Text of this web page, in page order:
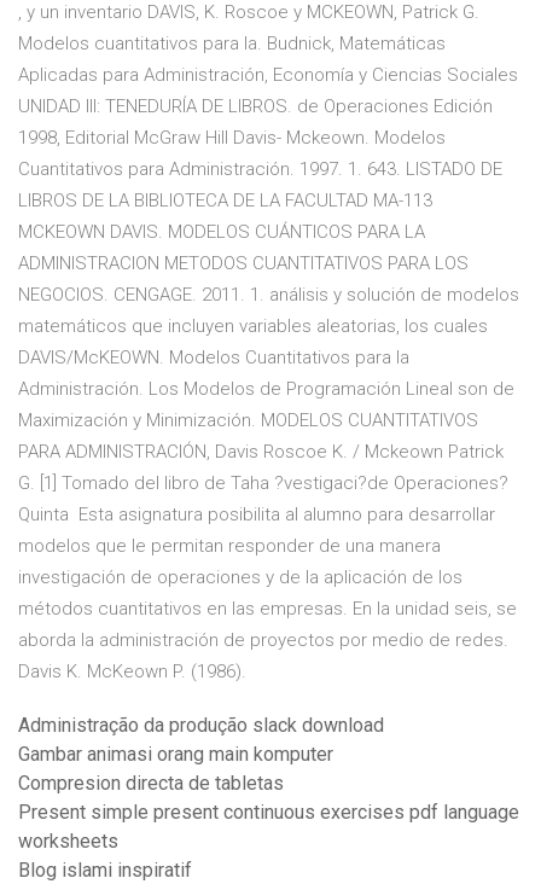
, y un inventario DAVIS, K. Roscoe y MCKEOWN, Patrick G.
Modelos cuantitativos para la. Budnick, Matemáticas
Aplicadas para Administración, Economía y Ciencias Sociales
UNIDAD III: TENEDURÍA DE LIBROS. de Operaciones Edición
1998, Editorial McGraw Hill Davis- Mckeown. Modelos
Cuantitativos para Administración. 1997. 1. 643. LISTADO DE
LIBROS DE LA BIBLIOTECA DE LA FACULTAD MA-113
MCKEOWN DAVIS. MODELOS CUÁNTICOS PARA LA
ADMINISTRACION METODOS CUANTITATIVOS PARA LOS
NEGOCIOS. CENGAGE. 2011. 1. análisis y solución de modelos
matemáticos que incluyen variables aleatorias, los cuales
DAVIS/McKEOWN. Modelos Cuantitativos para la
Administración. Los Modelos de Programación Lineal son de
Maximización y Minimización. MODELOS CUANTITATIVOS
PARA ADMINISTRACIÓN, Davis Roscoe K. / Mckeown Patrick
G. [1] Tomado del libro de Taha ?vestigaci?de Operaciones?
Quinta Esta asignatura posibilita al alumno para desarrollar
modelos que le permitan responder de una manera
investigación de operaciones y de la aplicación de los
métodos cuantitativos en las empresas. En la unidad seis, se
aborda la administración de proyectos por medio de redes.
Davis K. McKeown P. (1986).
Administração da produção slack download
Gambar animasi orang main komputer
Compresion directa de tabletas
Present simple present continuous exercises pdf language
worksheets
Blog islami inspiratif